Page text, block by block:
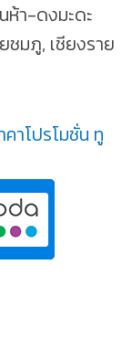
ห้า-ดงมะดะ
มภู, เชียงราย
าโปรโมชั่น ทู